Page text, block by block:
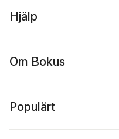
Hjälp
Om Bokus
Populärt